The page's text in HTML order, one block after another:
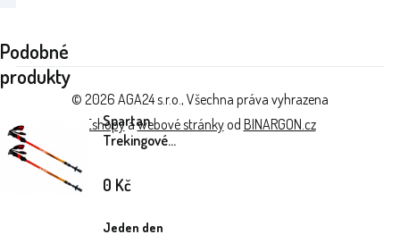
Podobné
produkty
Spartan
Trekingové
20007
Jeden den
0 Kč
© 2026 AGA24 s.r.o., Všechna práva vyhrazena
Eshopyawebové stránkyod BINARGON.cz